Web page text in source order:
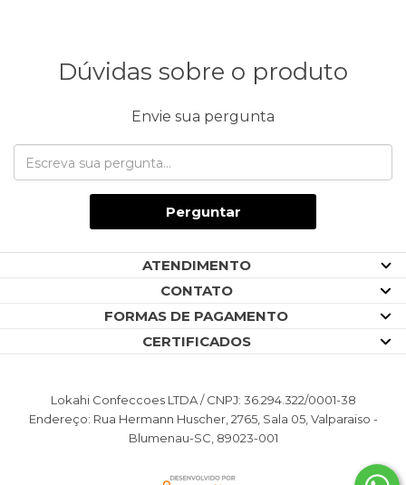
Dúvidas sobre o produto
Envie sua pergunta
Perguntar
ATENDIMENTO
CONTATO
FORMAS DE PAGAMENTO
CERTIFICADOS
Lokahi Confeccoes LTDA / CNPJ: 36.294.322/0001-38
Endereço: Rua Hermann Huscher, 2765, Sala 05, Valparaiso -
Blumenau-SC, 89023-001